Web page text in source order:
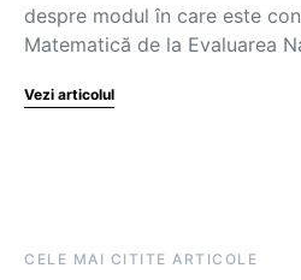
despre modul în care este
Matematică de la Evaluarea
Vezi articolul
CELE MAI CITITE ARTICOLE